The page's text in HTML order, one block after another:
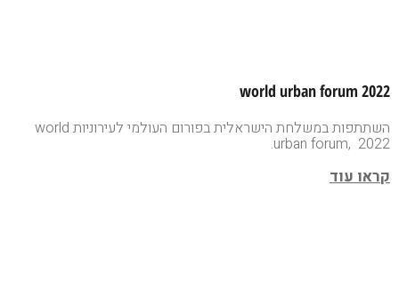
world urban forum 2022
השתתפות במשלחת הישראלית בפורום העולמי לעירוניות world
urban forum, 2022.
קראו עוד